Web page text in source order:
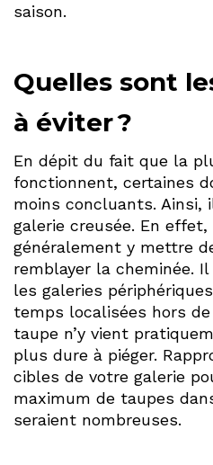
saison.
Quelles sont
à éviter ?
En dépit du fait que la
fonctionnent, certaines
moins concluants. Ainsi,
galerie creusée. En
généralement y mettre
remblayer la cheminée.
les galeries
temps localisées hors
taupe n’y vient
plus dure à piéger.
cibles de votre galerie
maximum de taupes
seraient nombreuses.